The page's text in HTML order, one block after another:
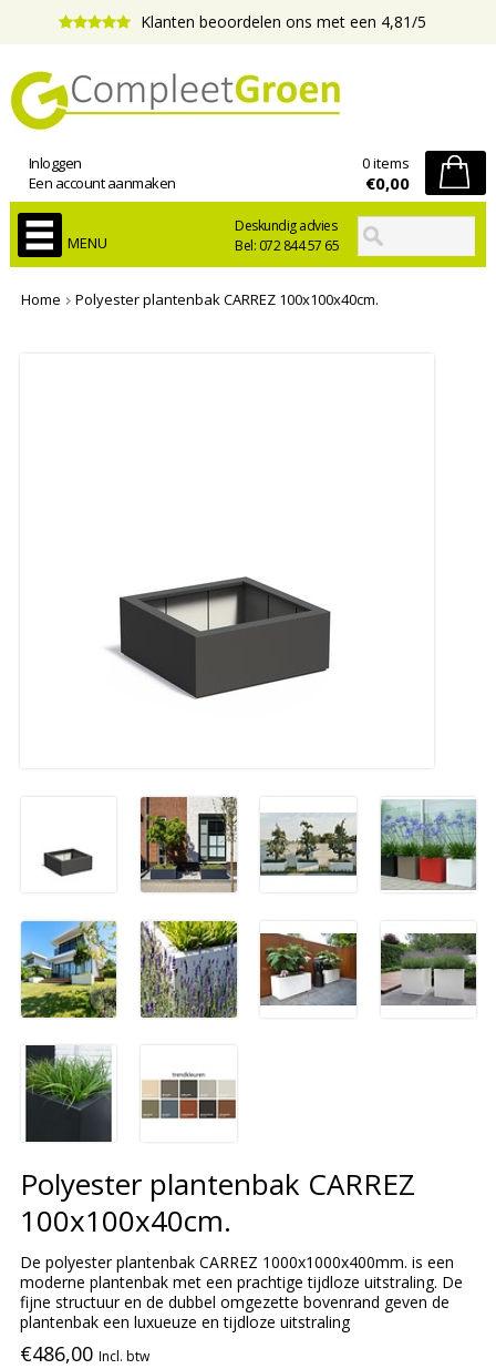
Klanten beoordelen ons met een 4,81/5
Deskundig advies
Bel: 072 844 57 65
Inloggen
Een account aanmaken
0 items
€0,00
MENU
Home Polyester plantenbak CARREZ 100x100x40cm.
Polyester plantenbak CARREZ
100x100x40cm.
De polyester plantenbak CARREZ 1000x1000x400mm. is een
moderne plantenbak met een prachtige tijdloze uitstraling. De
fijne structuur en de dubbel omgezette bovenrand geven de
plantenbak een luxueuze en tijdloze uitstraling
€486,00 Incl. btw